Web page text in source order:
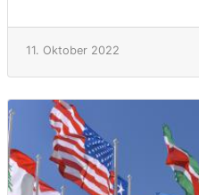
11. Oktober 2022